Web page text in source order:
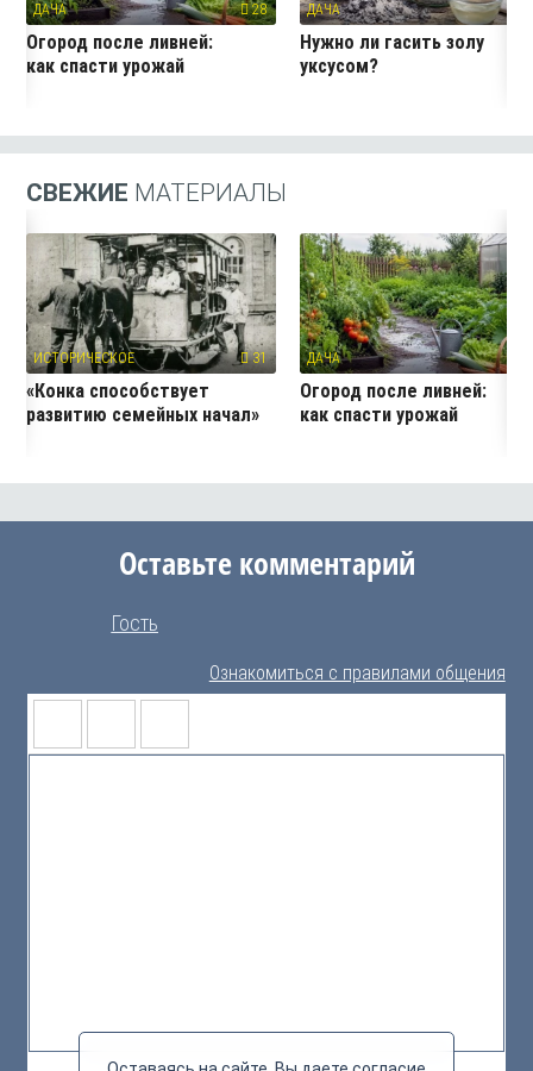
ДАЧА 28
Огород после ливней:
как спасти урожай
ДАЧА
Нужно ли гасить золу
уксусом?
СВЕЖИЕ МАТЕРИАЛЫ
ИСТОРИЧЕСКОЕ 31
«Конка способствует
развитию семейных начал»
ДАЧА
Огород после ливней:
как спасти урожай
Оставьте комментарий
Гость
Ознакомиться с правилами общения